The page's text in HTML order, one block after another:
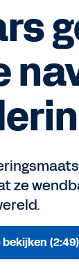
ze
bekijken (2:49)